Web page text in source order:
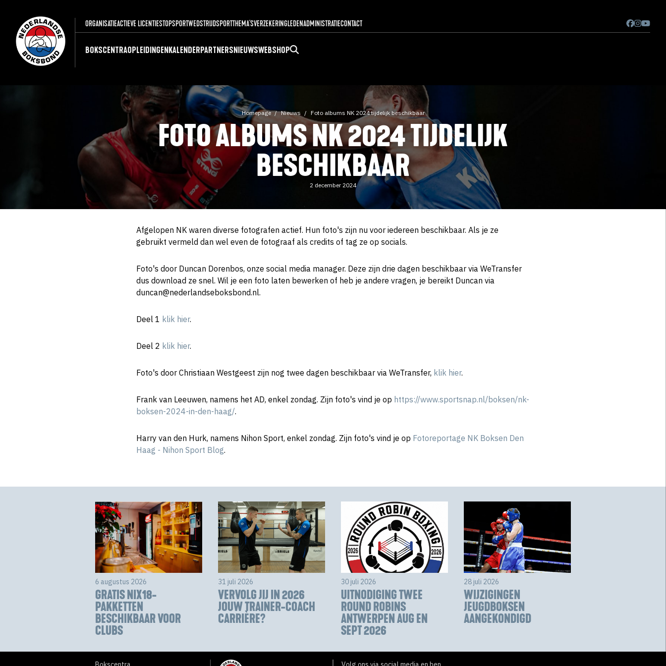
ORGANISATIEACTIEVE LICENTIESTOPSPORTWEDSTRIJDSPORTTHEMA'SVERZEKERINGLEDENADMINISTRATIECONTACT
BOKSCENTRAOPLEIDINGENKALENDERPARTNERSNIEUWSWEBSHOP
Homepage Nieuws Foto albums NK 2024 tijdelijk beschikbaar
FOTO ALBUMS NK 2024 TIJDELIJK
BESCHIKBAAR
2 december 2024
Afgelopen NK waren diverse fotografen actief. Hun foto's zijn nu voor iedereen beschikbaar. Als je ze
gebruikt vermeld dan wel even de fotograaf als credits of tag ze op socials.
Foto's door Duncan Dorenbos, onze social media manager. Deze zijn drie dagen beschikbaar via WeTransfer
dus download ze snel. Wil je een foto laten bewerken of heb je andere vragen, je bereikt Duncan via
duncan@nederlandseboksbond.nl.
Deel 1 klik hier.
Deel 2 klik hier.
Foto's door Christiaan Westgeest zijn nog twee dagen beschikbaar via WeTransfer, klik hier.
Frank van Leeuwen, namens het AD, enkel zondag. Zijn foto's vind je op https://www.sportsnap.nl/boksen/nk-
boksen-2024-in-den-haag/.
Harry van den Hurk, namens Nihon Sport, enkel zondag. Zijn foto's vind je op Fotoreportage NK Boksen Den
Haag - Nihon Sport Blog.
6 augustus 2026
GRATIS NIX18-
PAKKETTEN
BESCHIKBAAR VOOR
CLUBS
31 juli 2026
VERVOLG JIJ IN 2026
JOUW TRAINER-COACH
CARRIÈRE?
30 juli 2026
UITNODIGING TWEE
ROUND ROBINS
ANTWERPEN AUG EN
SEPT 2026
28 juli 2026
WIJZIGINGEN
JEUGDBOKSEN
AANGEKONDIGD